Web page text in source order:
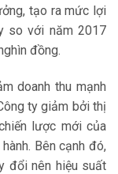
tạo ra mức lợi
so với năm 2017
đồng.
doanh thu mạnh
ty giảm bởi thị
lược mới của
Bên cạnh đó,
đổi nên hiệu suất